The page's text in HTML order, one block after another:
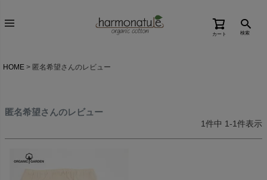
カート 検索
HOME 匿名希望さんのレビュー
匿名希望さんのレビュー
1件中 1-1件表示